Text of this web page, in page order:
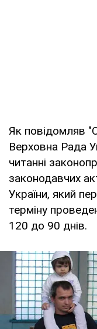
Як повідомляв
Верховна Рада
читанні
законодавчих
України, який
терміну
120 до 90 днів.